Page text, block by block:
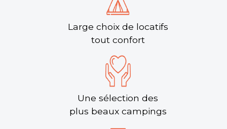
Large choix de locatifs
tout confort
Une sélection des
plus beaux campings